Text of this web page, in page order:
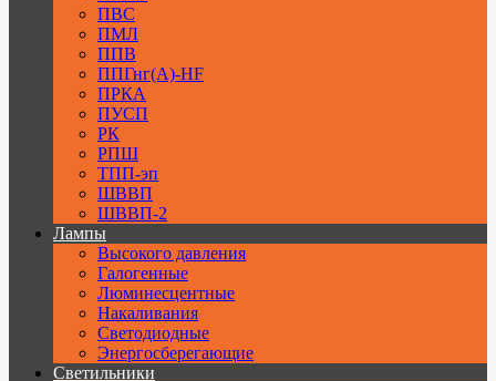
ПВС
ПМЛ
ППВ
ППГнг(А)-HF
ПРКА
ПУСП
РК
РПШ
ТПП-эп
ШВВП
ШВВП-2
Лампы
Высокого давления
Галогенные
Люминесцентные
Накаливания
Светодиодные
Энергосберегающие
Светильники